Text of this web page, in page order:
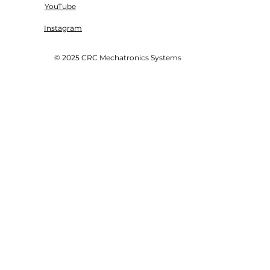
YouTube
Instagram
© 2025 CRC Mechatronics Systems